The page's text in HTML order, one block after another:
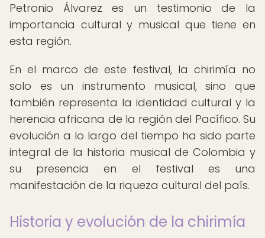
Petronio Álvarez es un testimonio de la
importancia cultural y musical que tiene en
esta región.
En el marco de este festival, la chirimía no
solo es un instrumento musical, sino que
también representa la identidad cultural y la
herencia africana de la región del Pacífico. Su
evolución a lo largo del tiempo ha sido parte
integral de la historia musical de Colombia y
su presencia en el festival es una
manifestación de la riqueza cultural del país.
Historia y evolución de la chirimía